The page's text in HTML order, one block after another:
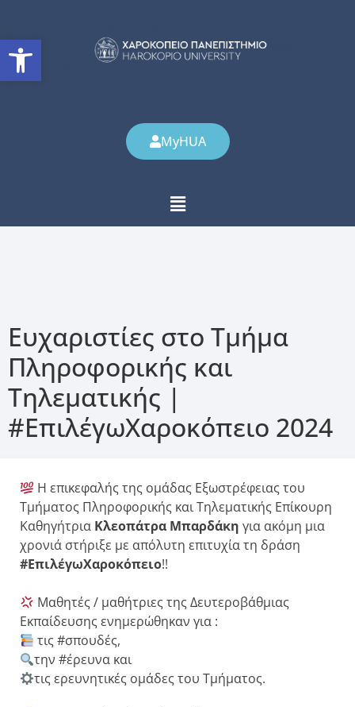
Ανοίξτε τη γραμμή
MyHUA
Ευχαριστίες στο Τμήμα
Πληροφορικής και
Τηλεματικής |
#ΕπιλέγωΧαροκόπειο 2024
H επικεφαλής της ομάδας Εξωστρέφειας του
Τμήματος Πληροφορικής και Τηλεματικής Επίκουρη
Καθηγήτρια Κλεοπάτρα Μπαρδάκη για ακόμη μια
χρονιά στήριξε με απόλυτη επιτυχία τη δράση
#ΕπιλέγωΧαροκόπειο!!
Μαθητές / μαθήτριες της Δευτεροβάθμιας
Εκπαίδευσης ενημερώθηκαν για :
τις #σπουδές,
την #έρευνα και
τις ερευνητικές ομάδες του Τμήματος.